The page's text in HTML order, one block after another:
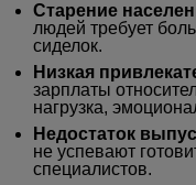
Старение
людей требует
сиделок.
Низкая
зарплаты
нагрузка,
Недостаток
не успевают
специалистов.